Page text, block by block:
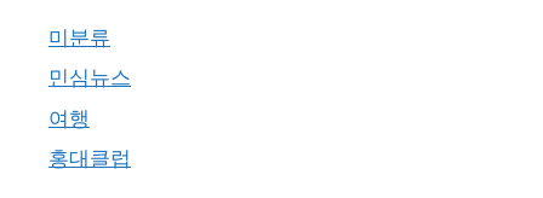
미분류
민심뉴스
여행
홍대클럽